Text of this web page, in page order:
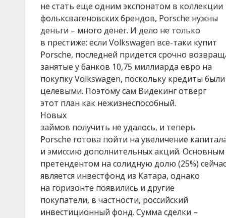
не стать еще одним экспонатом в коллекции
фольксвагеновских брендов, Porsche нужны
деньги – много денег. И дело не только
в престиже: если Volkswagen все-таки купит
Porsche, последней придется срочно
занятые у банков 10,75 миллиарда евро на
покупку Volkswagen, поскольку кредиты были
целевыми. Поэтому сам Видекинг отверг
этот план как нежизнеспособный.
Новых
займов получить не удалось, и теперь
Porsche готова пойти на увеличение
и эмиссию дополнительных акций. Основным
претендентом на солидную долю (25%) сейчас
является инвестфонд из Катара, однако
на горизонте появились и другие
покупатели, в частности, российский
инвестиционный фонд. Сумма сделки –